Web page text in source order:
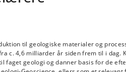
til geologiske materialer og
c. 4,6 milliarder år siden frem til i dag.
faget geologi og danner basis for de